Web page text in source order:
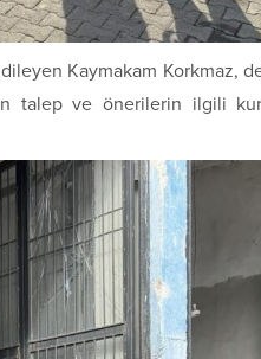
Kaymakam Korkmaz,
talep ve önerilerin ilgili